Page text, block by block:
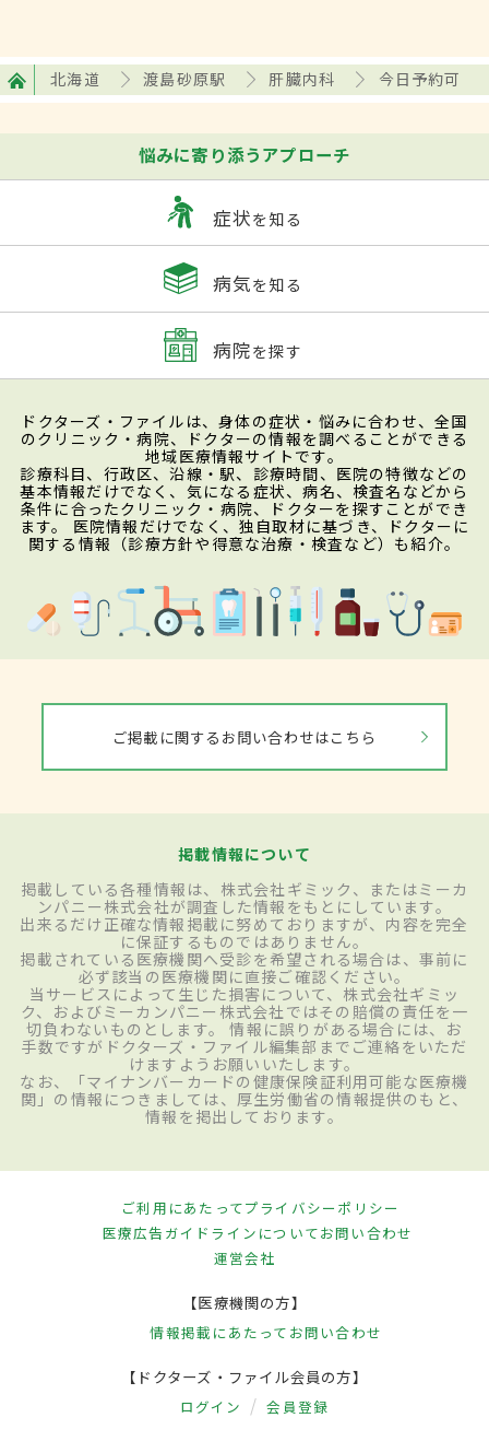
北海道 渡島砂原駅 肝臓内科 今日予約可
悩みに寄り添うアプローチ
症状を知る
病気を知る
病院を探す
ドクターズ・ファイルは、身体の症状・悩みに合わせ、全国
のクリニック・病院、ドクターの情報を調べることができる
地域医療情報サイトです。
診療科目、行政区、沿線・駅、診療時間、医院の特徴などの
基本情報だけでなく、気になる症状、病名、検査名などから
条件に合ったクリニック・病院、ドクターを探すことができ
ます。 医院情報だけでなく、独自取材に基づき、ドクターに
関する情報（診療方針や得意な治療・検査など）も紹介。
ご掲載に関するお問い合わせはこちら
掲載情報について
掲載している各種情報は、株式会社ギミック、またはミーカ
ンパニー株式会社が調査した情報をもとにしています。
出来るだけ正確な情報掲載に努めておりますが、内容を完全
に保証するものではありません。
掲載されている医療機関へ受診を希望される場合は、事前に
必ず該当の医療機関に直接ご確認ください。
当サービスによって生じた損害について、株式会社ギミッ
ク、およびミーカンパニー株式会社ではその賠償の責任を一
切負わないものとします。 情報に誤りがある場合には、お
手数ですがドクターズ・ファイル編集部までご連絡をいただ
けますようお願いいたします。
なお、「マイナンバーカードの健康保険証利用可能な医療機
関」の情報につきましては、厚生労働省の情報提供のもと、
情報を掲出しております。
ご利用にあたってプライバシーポリシー
医療広告ガイドラインについてお問い合わせ
運営会社
【医療機関の方】
情報掲載にあたって お問い合わせ
【ドクターズ・ファイル会員の方】
ログイン 会員登録